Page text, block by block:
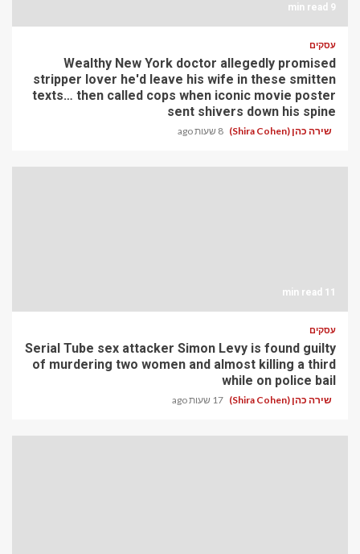
9 min read
עסקים
Wealthy New York doctor allegedly promised
stripper lover he'd leave his wife in these smitten
texts… then called cops when iconic movie poster
sent shivers down his spine
שירה כהן (Shira Cohen) 8 שעות ago
11 min read
עסקים
Serial Tube sex attacker Simon Levy is found guilty
of murdering two women and almost killing a third
while on police bail
שירה כהן (Shira Cohen) 17 שעות ago